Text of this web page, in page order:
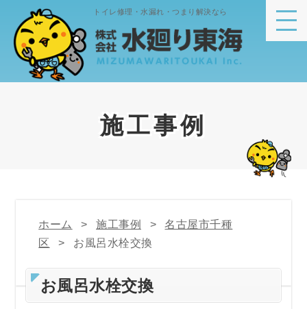
トイレ修理・水漏れ・つまり解決なら
施工事例
ホーム 施工事例
名古屋市千種
区
お風呂水栓交換
お風呂水栓交換